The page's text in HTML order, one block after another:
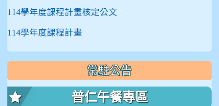
114學年度課程計畫核定公文
114學年度課程計畫
常駐公告
普仁午餐專區